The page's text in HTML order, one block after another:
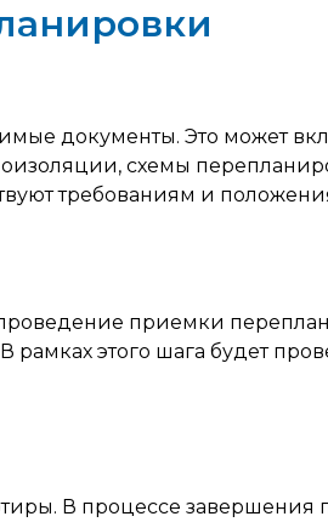
документы. Это может
схемы
требованиям и
приемки
этого шага будет
В процессе